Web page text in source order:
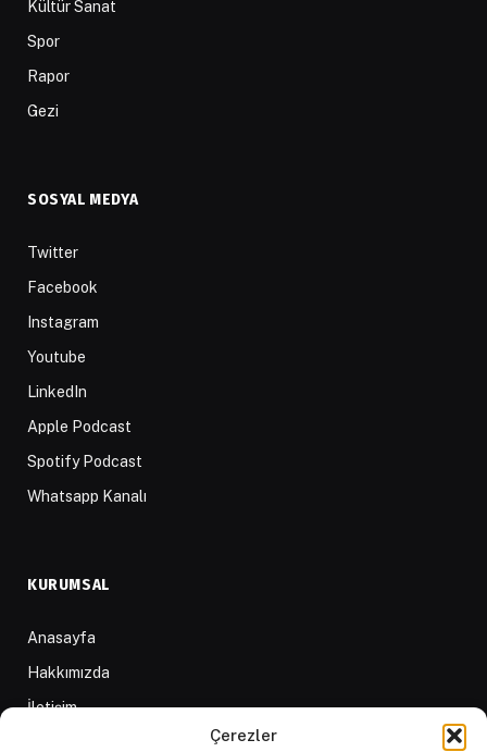
Çerezler
Kültür Sanat
Spor
Rapor
Gezi
SOSYAL MEDYA
Twitter
Facebook
Instagram
Youtube
LinkedIn
Apple Podcast
Spotify Podcast
Whatsapp Kanalı
KURUMSAL
Anasayfa
Hakkımızda
İletişim